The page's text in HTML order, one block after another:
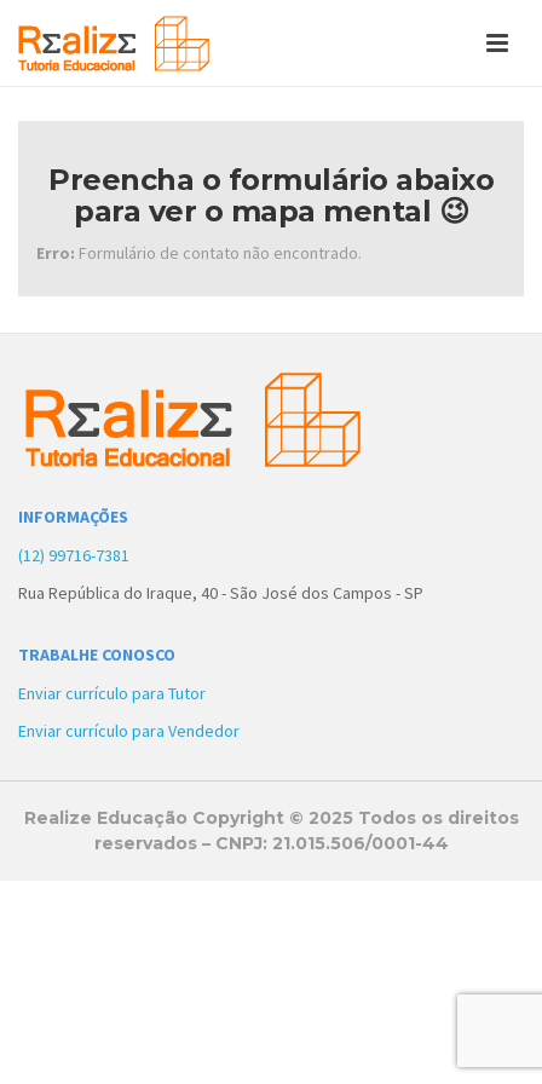
Preencha o formulário abaixo
para ver o mapa mental 😉
Erro: Formulário de contato não encontrado.
INFORMAÇÕES
(12) 99716-7381
Rua República do Iraque, 40 - São José dos Campos - SP
TRABALHE CONOSCO
Enviar currículo para Tutor
Enviar currículo para Vendedor
Realize Educação Copyright © 2025 Todos os direitos
reservados – CNPJ: 21.015.506/0001-44